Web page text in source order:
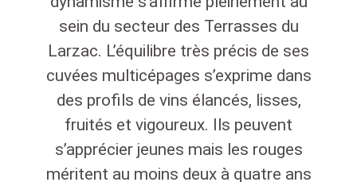
sein du secteur des Terrasses du
Larzac. L’équilibre très précis de ses
cuvées multicépages s’exprime dans
des profils de vins élancés, lisses,
fruités et vigoureux. Ils peuvent
s’apprécier jeunes mais les rouges
méritent au moins deux à quatre ans